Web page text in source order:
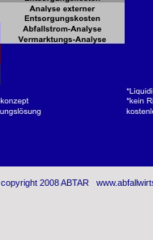
copyright 2008 ABTAR